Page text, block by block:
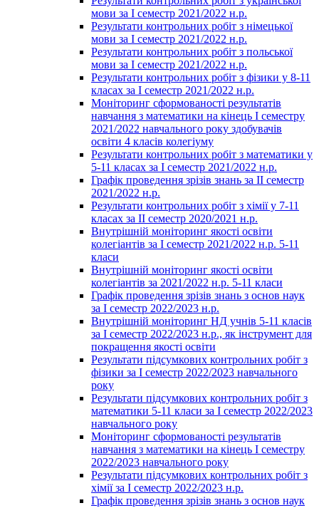
мови за І семестр 2021/2022 н.р.
Результати контрольних робіт з німецької
мови за І семестр 2021/2022 н.р.
Результати контрольних робіт з польської
мови за І семестр 2021/2022 н.р.
Результати контрольних робіт з фізики у 8-11
класах за І семестр 2021/2022 н.р.
Моніторинг сформованості результатів
навчання з математики на кінець І семестру
2021/2022 навчального року здобувачів
освіти 4 класів колегіуму
Результати контрольних робіт з математики у
5-11 класах за І семестр 2021/2022 н.р.
Графік проведення зрізів знань за ІІ семестр
2021/2022 н.р.
Результати контрольних робіт з хімії у 7-11
класах за ІІ семестр 2020/2021 н.р.
Внутрішній моніторинг якості освіти
колегіантів за І семестр 2021/2022 н.р. 5-11
класи
Внутрішній моніторинг якості освіти
колегіантів за 2021/2022 н.р. 5-11 класи
Графік проведення зрізів знань з основ наук
за І семестр 2022/2023 н.р.
Внутрішній моніторинг НД учнів 5-11 класів
за І семестр 2022/2023 н.р., як інструмент для
покращення якості освіти
Результати підсумкових контрольних робіт з
фізики за І семестр 2022/2023 навчального
року
Результати підсумкових контрольних робіт з
математики 5-11 класи за І семестр 2022/2023
навчального року
Моніторинг сформованості результатів
навчання з математики на кінець І семестру
2022/2023 навчального року
Результати підсумкових контрольних робіт з
хімії за І семестр 2022/2023 н.р.
Графік проведення зрізів знань з основ наук